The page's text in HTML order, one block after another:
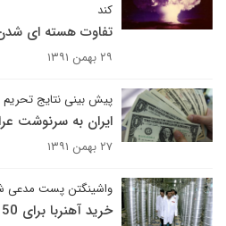
کند
تفاوت هسته ای شدن
۲۹ بهمن ۱۳۹۱
پیش بینی نتایج تحریم
ایران به سرنوشت
۲۷ بهمن ۱۳۹۱
واشینگتن پست مدعی
خرید آهنربا برای 50 هزار سانتریفیوژ از سوی ایران